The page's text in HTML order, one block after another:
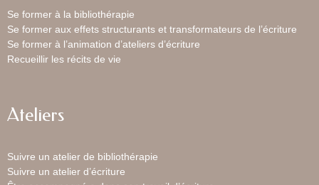
Se former à la bibliothérapie
Se former aux effets structurants et transformateurs de l’écriture
Se former à l’animation d’ateliers d’écriture
Recueillir les récits de vie
Ateliers
Suivre un atelier de bibliothérapie
Suivre un atelier d’écriture